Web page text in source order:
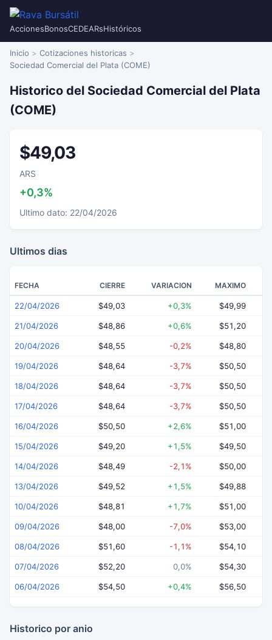
AccionesBonosCEDEARsHistóricos
Inicio
Cotizaciones historicas
Sociedad Comercial del Plata (COME)
Historico del Sociedad Comercial del Plata
(COME)
$49,03
ARS
+0,3%
Ultimo dato: 22/04/2026
Ultimos dias
FECHA CIERRE VARIACION MAXIMO
22/04/2026 $49,03 +0,3% $49,99
21/04/2026 $48,86 +0,6% $51,20
20/04/2026 $48,55 -0,2% $48,80
19/04/2026 $48,64 -3,7% $50,50
18/04/2026 $48,64 -3,7% $50,50
17/04/2026 $48,64 -3,7% $50,50
16/04/2026 $50,50 +2,6% $51,00
15/04/2026 $49,20 +1,5% $49,50
14/04/2026 $48,49 -2,1% $50,00
13/04/2026 $49,52 +1,5% $49,88
10/04/2026 $48,81 +1,7% $51,00
09/04/2026 $48,00 -7,0% $53,00
08/04/2026 $51,60 -1,1% $54,10
07/04/2026 $52,20 0,0% $54,30
06/04/2026 $54,50 +0,4% $56,50
Historico por anio